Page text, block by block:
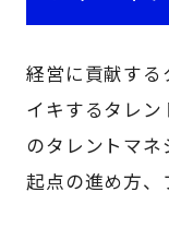
経営に貢献する
イキするタレ
のタレントマ
起点の進め方、